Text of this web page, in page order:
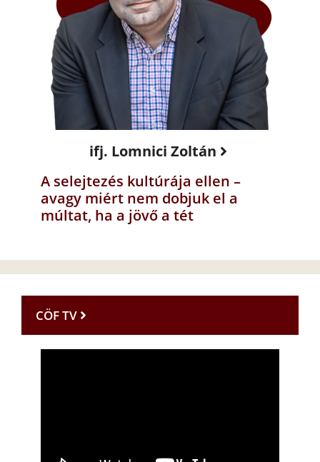
ifj. Lomnici Zoltán
A selejtezés kultúrája ellen –
avagy miért nem dobjuk el a
múltat, ha a jövő a tét
CÖF TV